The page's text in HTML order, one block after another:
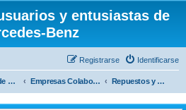
y entusiastas de
Benz
Identificarse
Registrarse
Club MBFAQ de usuarios y entusiastas de Mercedes Benz Empresas Colaboradoras, Descuentos exclusivos para SOCIOS Repuestos y accesorios